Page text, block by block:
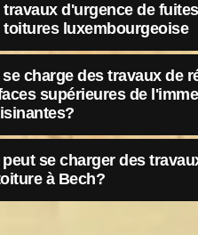
travaux d'urgence de
toitures luxembourgeoise
charge des travaux de
supérieures de
se charger des
à Bech?